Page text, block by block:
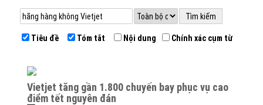
Tiêu đề Tóm tắt Nội dung Chính xác cụm từ
vietjet tăng gần 1.800 chuyến bay phục vụ cao
điểm tết nguyên đán